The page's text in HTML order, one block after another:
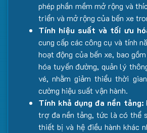
phép phần mềm mở rộng và
triển và mở rộng của bến xe
Tính hiệu suất và tối ưu
cung cấp các công cụ và tính
hoạt động của bến xe, bao
hóa tuyến đường, quản lý
vé, nhằm giảm thiểu thời
cường hiệu suất vận hành.
Tính khả dụng đa nền tảng:
trợ đa nền tảng, tức là có thể
thiết bị và hệ điều hành khác